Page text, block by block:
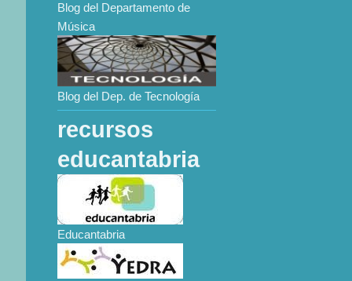
Blog del Departamento de
Música
Blog del Dep. de Tecnología
recursos
educantabria
Educantabria